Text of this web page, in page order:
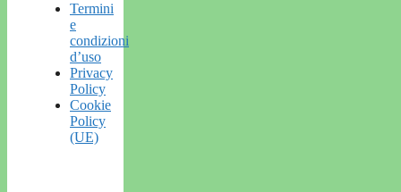
Termini
e
condizioni
d’uso
Privacy
Policy
Cookie
Policy
(UE)